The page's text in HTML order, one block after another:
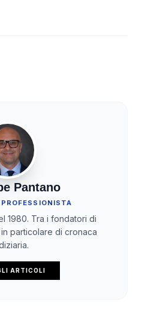
Pantano
1980. Tra i fondatori di
particolare di cronaca
ARTICOLI